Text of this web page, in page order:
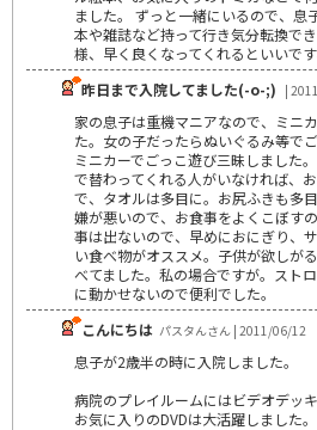
ました。 ずっと一緒にいるので、息
本や雑誌など持って行き気分転換で
様、早く良くなってくれるといいです
昨日まで入院してました(-o-;) |
家の息子は重機マニアなので、ミニ
た。女の子だったらぬいぐるみ等で
ミニカーでごっこ遊び三昧しました
で替わってくれる人がいなければ、
で、タオルは多目に。お尻ふきも多
嫌が悪いので、お食事をよくこぼす
事は出ないので、早めにおにぎり、
い食べ物がオススメ。子供が欲しが
べてました。私の場合ですが。スト
に動かせないので便利でした。
こんにちは パスタんさん | 2011/06/12
息子が2歳半の時に入院しました。
病院のプレイルームにはビデオデッ
お気に入りのDVDは大活躍しました。